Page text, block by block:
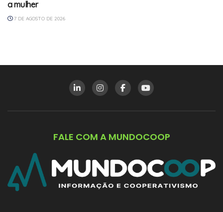
a mulher
7 DE AGOSTO DE 2026
FALE COM A MUNDOCOOP